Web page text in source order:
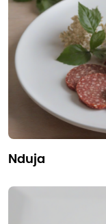
nduja